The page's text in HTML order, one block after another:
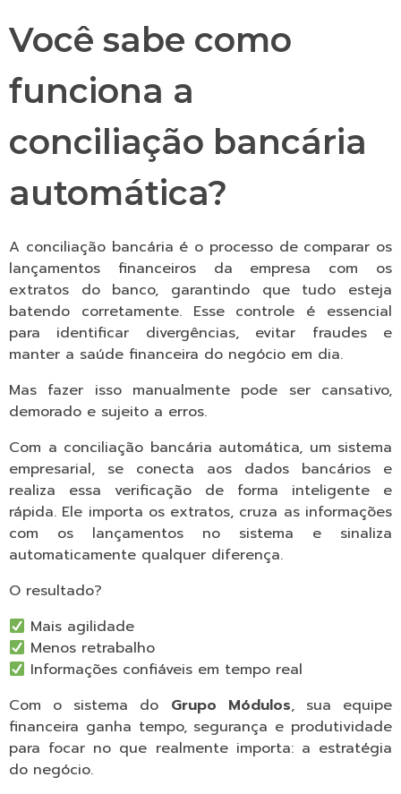
Você sabe como
funciona a
conciliação bancária
automática?
A conciliação bancária é o processo de comparar os
lançamentos financeiros da empresa com os
extratos do banco, garantindo que tudo esteja
batendo corretamente. Esse controle é essencial
para identificar divergências, evitar fraudes e
manter a saúde financeira do negócio em dia.
Mas fazer isso manualmente pode ser cansativo,
demorado e sujeito a erros.
Com a conciliação bancária automática, um sistema
empresarial, se conecta aos dados bancários e
realiza essa verificação de forma inteligente e
rápida. Ele importa os extratos, cruza as informações
com os lançamentos no sistema e sinaliza
automaticamente qualquer diferença.
O resultado?
Mais agilidade
Menos retrabalho
Informações confiáveis em tempo real
Com o sistema do Grupo Módulos, sua equipe
financeira ganha tempo, segurança e produtividade
para focar no que realmente importa: a estratégia
do negócio.